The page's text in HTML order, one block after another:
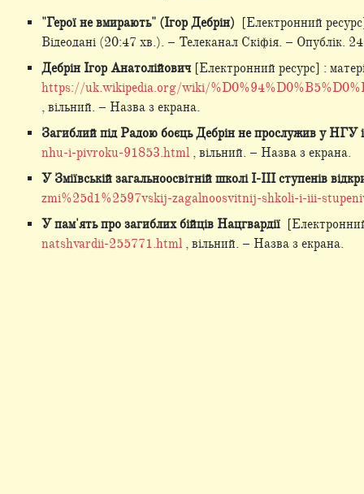
"Герої не вмирають" (Ігор Дебрін) [Електронний
Відеодані (20:47 хв.). – Телеканал Скіфія. –
Дебрін Ігор Анатолійович [Електронний ресурс] :
https://uk.wikipedia.org/wiki/
, вільний. – Назва з екрана.
Загиблий під Радою боєць Дебрін не прослужив у НГУ
nhu-i-pivroku-91853.html, вільний. – Назва з екрана.
У Зміївській загальноосвітній школі І-ІІІ ступенів
zmi%25d1%2597vskij-zagalnoosvitnij-shkoli-i-iii-
У пам'ять про загиблих бійців Нацгвардії
natshvardii-255771.html , вільний. – Назва з екрана.